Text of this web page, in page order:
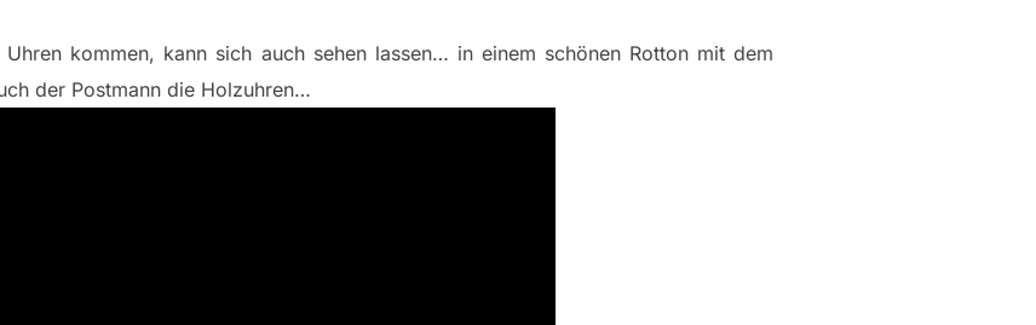
kommen, kann sich auch sehen lassen… in einem schönen Rotton mit dem
der Postmann die Holzuhren…